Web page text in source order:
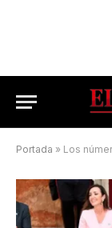
Portada » Los